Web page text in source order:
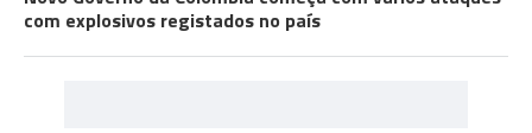
com explosivos registados no país